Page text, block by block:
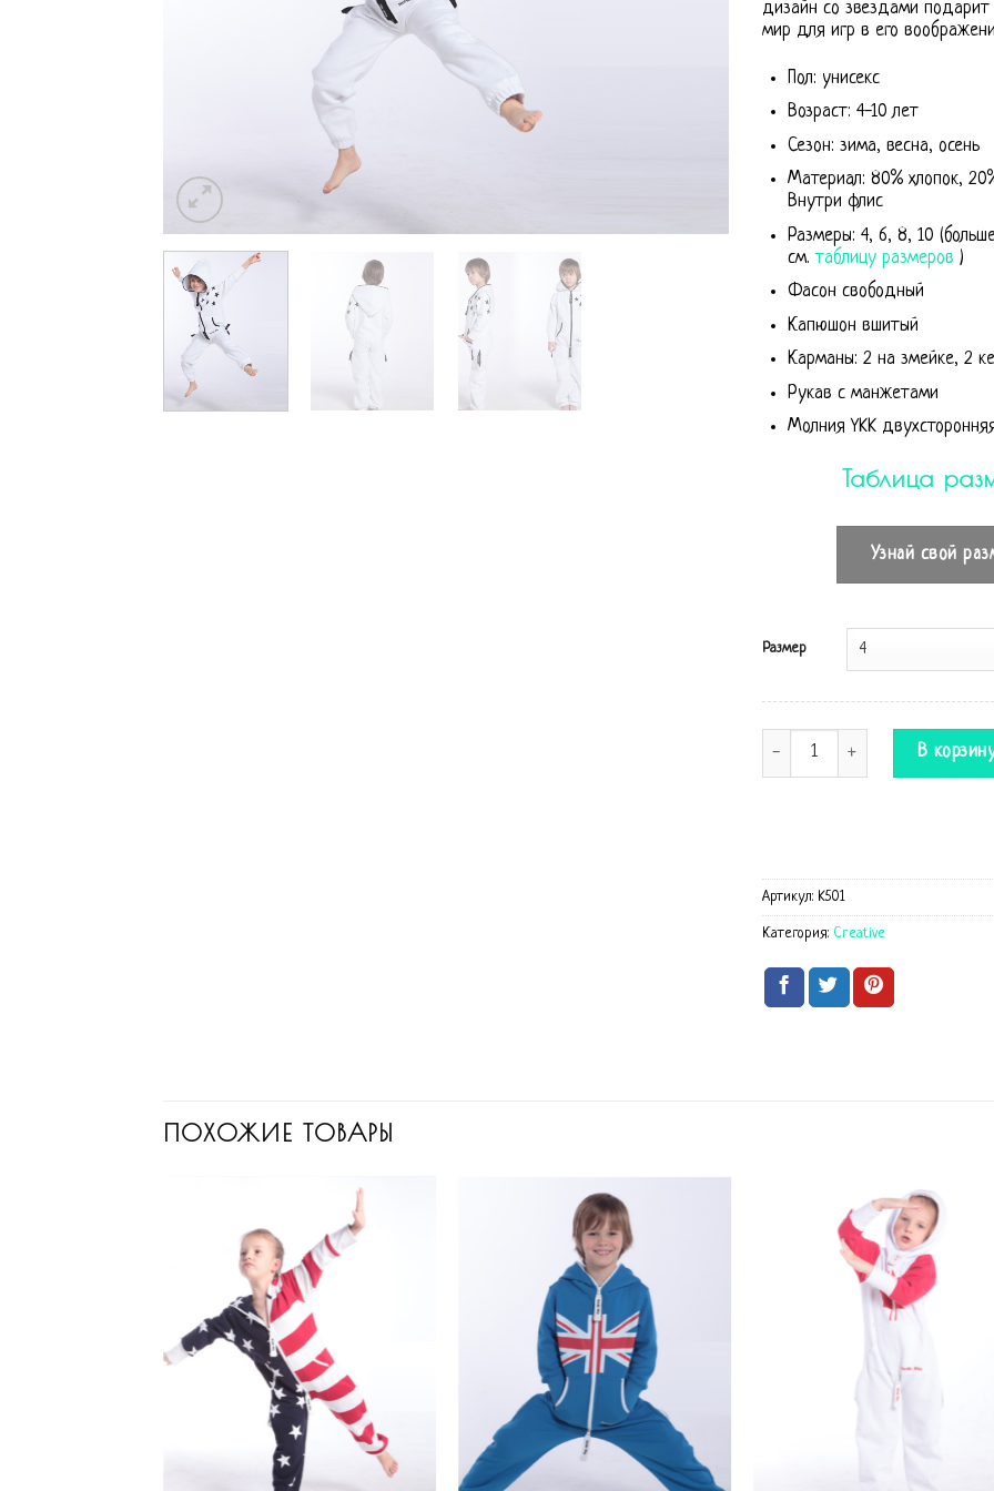
дизайн со звездами подарит
мир для игр в его
Пол: унисекс
Возраст: 4-10 лет
Сезон: зима, весна, осень
Материал: 80% хлопок,
Внутри флис
Размеры: 4, 6, 8, 10
см.таблицу размеров )
Фасон свободный
Капюшон вшитый
Карманы: 2 на змейке, 2
Рукав с манжетами
Молния YKK
Таблица
Узнай свой
Размер
Количество Комбинезон Stars
В
Артикул: K501
Категория: Creative
ПОХОЖИЕ ТОВАРЫ